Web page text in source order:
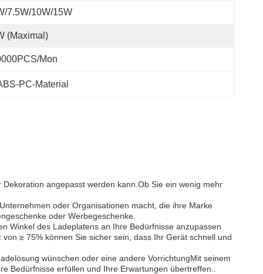
7.5W/10W/15W
(maximal)
Mon
PC-Material
angepasst werden kann.Ob Sie ein wenig mehr
oder Organisationen macht, die ihre Marke
oder Werbegeschenke.
Winkel des Ladeplatens an Ihre Bedürfnisse anzupassen
≥ 75% können Sie sicher sein, dass Ihr Gerät schnell und
wünschen.oder eine andere VorrichtungMit seinem
Bedürfnisse erfüllen und Ihre Erwartungen übertreffen..